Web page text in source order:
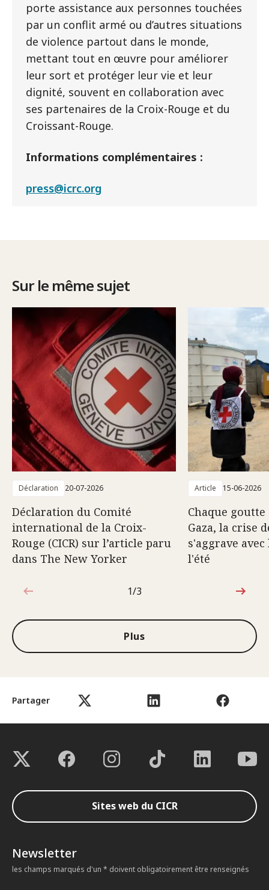
Partager
porte assistance aux personnes touchées
par un conflit armé ou d’autres situations
de violence partout dans le monde,
mettant tout en œuvre pour améliorer
leur sort et protéger leur vie et leur
dignité, souvent en collaboration avec
ses partenaires de la Croix-Rouge et du
Croissant-Rouge.
Informations complémentaires :
press@icrc.org
Sur le même sujet
Déclaration 20-07-2026
Déclaration du Comité
international de la Croix-
Rouge (CICR) sur l’article paru
dans The New Yorker
Article 15-06-2026
Chaque goutte
Gaza, la crise
s'aggrave
l'été
1sur3
1/3
Plus
Sites web du CICR
Newsletter
les champs marqués d'un * doivent obligatoirement être renseignés